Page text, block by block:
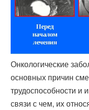
Онкологические
основных причин
трудоспособности и
связи с чем, их